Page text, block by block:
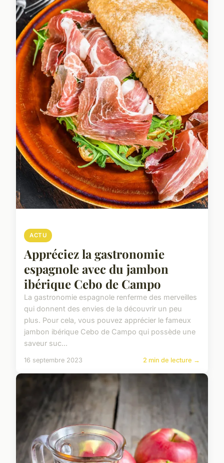
ACTU
Appréciez la gastronomie
espagnole avec du jambon
ibérique Cebo de Campo
La gastronomie espagnole renferme des merveilles
qui donnent des envies de la découvrir un peu
plus. Pour cela, vous pouvez apprécier le fameux
jambon ibérique Cebo de Campo qui possède une
saveur suc...
16 septembre 2023 2 min de lecture →